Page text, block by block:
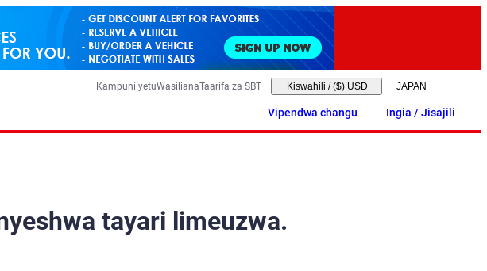
Kampuni yetuWasilianaTaarifa za SBT Kiswahili / ($) USD
Vipendwa changu Ingia / Jisajili
tayari limeuzwa.